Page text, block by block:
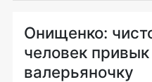
Онищенко:
человек привык
валерьяночку